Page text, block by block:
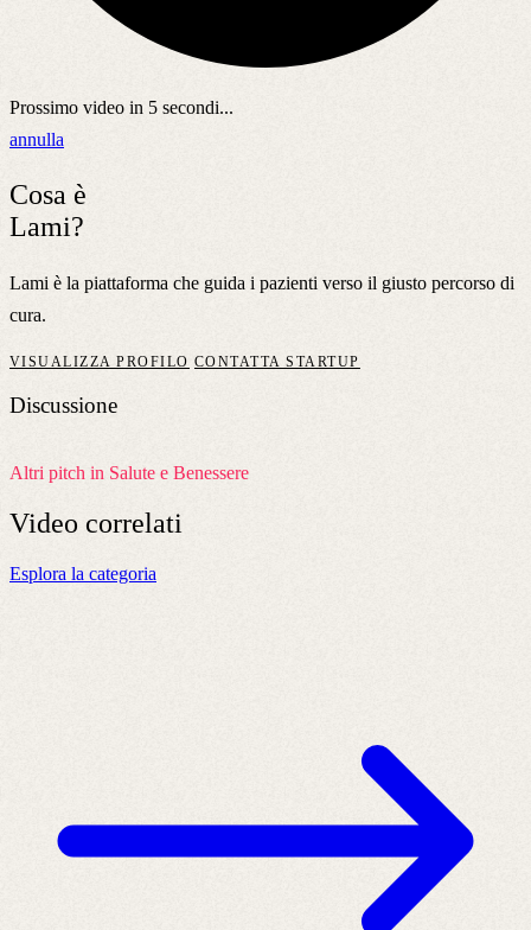
Prossimo video in 5 secondi...
annulla
Cosa è
Lami?
Lami è la piattaforma che guida i pazienti verso il giusto percorso di
cura.
VISUALIZZA PROFILO CONTATTA STARTUP
Discussione
Altri pitch in Salute e Benessere
Video correlati
Esplora la categoria